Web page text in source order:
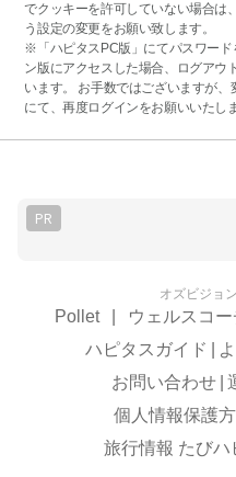
でクッキーを許可していない場合は
う設定の変更をお願い致します。
※「ハピタスPC版」にてパスワード
ン版にアクセスした場合、ログアウ
います。 お手数ではございますが、
にて、再度ログインをお願いいたしま
PR
オズビジョ
Pollet ウェルスコー
ハピタスガイド
お問い合わせ
個人情報保護
旅行情報 たびハ